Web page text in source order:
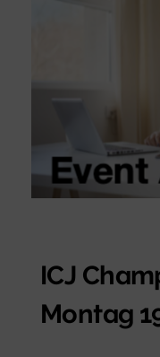
ICJ
Montag